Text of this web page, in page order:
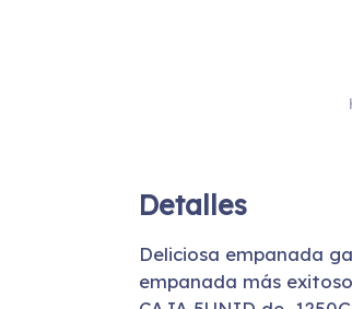
Detalles
Deliciosa empanada
empanada más